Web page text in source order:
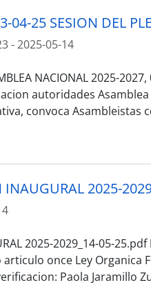
- 2025-05-14
NACIONAL 2025-2027,
autoridades
convoca Asambleistas
2025-2029_14-05-
once Ley Organica
Paola Jaramillo